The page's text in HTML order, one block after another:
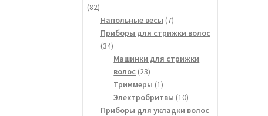
8282
товара
Напольные весы 77
товаров
Приборы для стрижки волос
3434
товара
Машинки для стрижки
волос 2323
товара
Триммеры 11
товар
Электробритвы 1010
товаров
Приборы для укладки волос